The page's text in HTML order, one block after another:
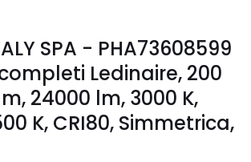
SPA - PHA73608599
Ledinaire, 200
24000 lm, 3000 K,
K, CRI80, Simmetrica,